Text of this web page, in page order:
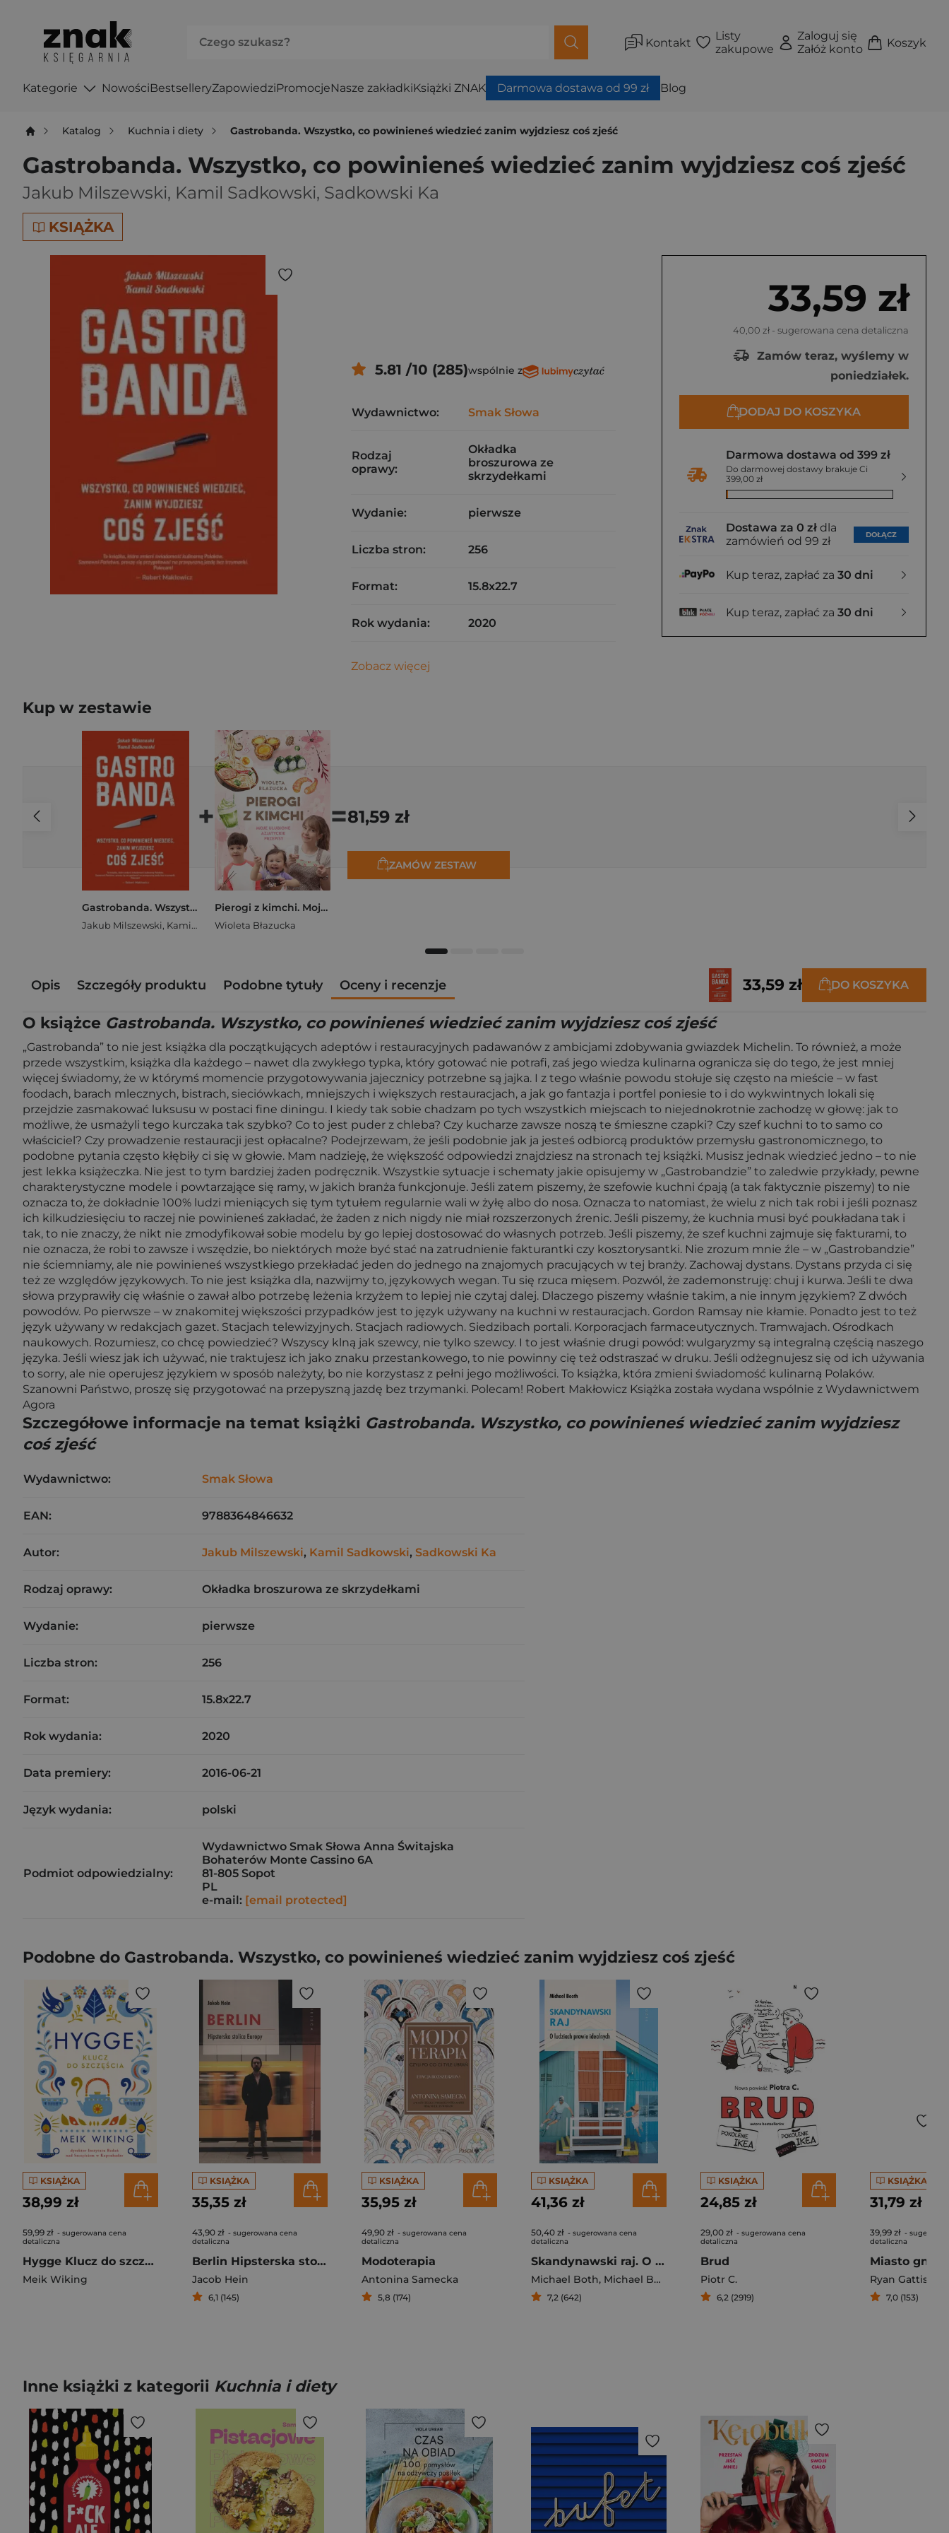
Kontakt
Listy
zakupowe
Zaloguj się
Załóż konto
Koszyk
Kategorie NowościBestselleryZapowiedziPromocjeNasze zakładkiKsiążki ZNAK Darmowa dostawa od 99 zł Blog
Katalog Kuchnia i diety Gastrobanda. Wszystko, co powinieneś wiedzieć zanim wyjdziesz coś zjeść
Gastrobanda. Wszystko, co powinieneś wiedzieć zanim wyjdziesz coś zjeść
Jakub Milszewski, Kamil Sadkowski, Sadkowski Ka
KSIĄŻKA
33,59 zł
40,00 zł - sugerowana cena detaliczna
Zamów teraz, wyślemy w
poniedziałek.
DODAJ DO KOSZYKA
Darmowa dostawa od 399 zł
Do darmowej dostawy brakuje Ci
399,00 zł
Dostawa za 0 zł dla
zamówień od 99 zł
DOŁĄCZ
Kup teraz, zapłać za 30 dni
Kup teraz, zapłać za 30 dni
5.81 /10 (285)wspólnie z
Wydawnictwo: Smak Słowa
Rodzaj
oprawy:
Okładka
broszurowa ze
skrzydełkami
Wydanie: pierwsze
Liczba stron: 256
Format: 15.8x22.7
Rok wydania: 2020
Zobacz więcej
Kup w zestawie
Gastrobanda. Wszystko, co powinieneś wiedzieć zanim wyjdziesz coś zjeść
Jakub Milszewski, Kamil Sadkowski , Sadkowski Ka
+
Pierogi z kimchi. Moje ulubione azjatyckie przepisy
Wioleta Błazucka
=81,59 zł
ZAMÓW ZESTAW
Opis Szczegóły produktu Podobne tytuły Oceny i recenzje 33,59 zł DO KOSZYKA
O książce Gastrobanda. Wszystko, co powinieneś wiedzieć zanim wyjdziesz coś zjeść
„Gastrobanda” to nie jest książka dla początkujących adeptów i restauracyjnych padawanów z ambicjami zdobywania gwiazdek Michelin. To również, a może
przede wszystkim, książka dla każdego – nawet dla zwykłego typka, który gotować nie potrafi, zaś jego wiedza kulinarna ogranicza się do tego, że jest mniej
więcej świadomy, że w którymś momencie przygotowywania jajecznicy potrzebne są jajka. I z tego właśnie powodu stołuje się często na mieście – w fast
foodach, barach mlecznych, bistrach, sieciówkach, mniejszych i większych restauracjach, a jak go fantazja i portfel poniesie to i do wykwintnych lokali się
przejdzie zasmakować luksusu w postaci fine diningu. I kiedy tak sobie chadzam po tych wszystkich miejscach to niejednokrotnie zachodzę w głowę: jak to
możliwe, że usmażyli tego kurczaka tak szybko? Co to jest puder z chleba? Czy kucharze zawsze noszą te śmieszne czapki? Czy szef kuchni to to samo co
właściciel? Czy prowadzenie restauracji jest opłacalne? Podejrzewam, że jeśli podobnie jak ja jesteś odbiorcą produktów przemysłu gastronomicznego, to
podobne pytania często kłębiły ci się w głowie. Mam nadzieję, że większość odpowiedzi znajdziesz na stronach tej książki. Musisz jednak wiedzieć jedno – to nie
jest lekka książeczka. Nie jest to tym bardziej żaden podręcznik. Wszystkie sytuacje i schematy jakie opisujemy w „Gastrobandzie” to zaledwie przykłady, pewne
charakterystyczne modele i powtarzające się ramy, w jakich branża funkcjonuje. Jeśli zatem piszemy, że szefowie kuchni ćpają (a tak faktycznie piszemy) to nie
oznacza to, że dokładnie 100% ludzi mieniących się tym tytułem regularnie wali w żyłę albo do nosa. Oznacza to natomiast, że wielu z nich tak robi i jeśli poznasz
ich kilkudziesięciu to raczej nie powinieneś zakładać, że żaden z nich nigdy nie miał rozszerzonych źrenic. Jeśli piszemy, że kuchnia musi być poukładana tak i
tak, to nie znaczy, że nikt nie zmodyfikował sobie modelu by go lepiej dostosować do własnych potrzeb. Jeśli piszemy, że szef kuchni zajmuje się fakturami, to
nie oznacza, że robi to zawsze i wszędzie, bo niektórych może być stać na zatrudnienie fakturantki czy kosztorysantki. Nie zrozum mnie źle – w „Gastrobandzie”
nie ściemniamy, ale nie powinieneś wszystkiego przekładać jeden do jednego na znajomych pracujących w tej branży. Zachowaj dystans. Dystans przyda ci się
też ze względów językowych. To nie jest książka dla, nazwijmy to, językowych wegan. Tu się rzuca mięsem. Pozwól, że zademonstruję: chuj i kurwa. Jeśli te dwa
słowa przyprawiły cię właśnie o zawał albo potrzebę leżenia krzyżem to lepiej nie czytaj dalej. Dlaczego piszemy właśnie takim, a nie innym językiem? Z dwóch
powodów. Po pierwsze – w znakomitej większości przypadków jest to język używany na kuchni w restauracjach. Gordon Ramsay nie kłamie. Ponadto jest to też
język używany w redakcjach gazet. Stacjach telewizyjnych. Stacjach radiowych. Siedzibach portali. Korporacjach farmaceutycznych. Tramwajach. Ośrodkach
naukowych. Rozumiesz, co chcę powiedzieć? Wszyscy klną jak szewcy, nie tylko szewcy. I to jest właśnie drugi powód: wulgaryzmy są integralną częścią naszego
języka. Jeśli wiesz jak ich używać, nie traktujesz ich jako znaku przestankowego, to nie powinny cię też odstraszać w druku. Jeśli odżegnujesz się od ich używania
to sorry, ale nie operujesz językiem w sposób należyty, bo nie korzystasz z pełni jego możliwości. To książka, która zmieni świadomość kulinarną Polaków.
Szanowni Państwo, proszę się przygotować na przepyszną jazdę bez trzymanki. Polecam! Robert Makłowicz Książka została wydana wspólnie z Wydawnictwem
Agora
Szczegółowe informacje na temat książki Gastrobanda. Wszystko, co powinieneś wiedzieć zanim wyjdziesz
coś zjeść
Wydawnictwo: Smak Słowa
EAN: 9788364846632
Autor: Jakub Milszewski, Kamil Sadkowski, Sadkowski Ka
Rodzaj oprawy: Okładka broszurowa ze skrzydełkami
Wydanie: pierwsze
Liczba stron: 256
Format: 15.8x22.7
Rok wydania: 2020
Data premiery: 2016-06-21
Język wydania: polski
Podmiot odpowiedzialny:
Wydawnictwo Smak Słowa Anna Świtajska
Bohaterów Monte Cassino 6A
81-805 Sopot
PL
e-mail: [email protected]
Podobne do Gastrobanda. Wszystko, co powinieneś wiedzieć zanim wyjdziesz coś zjeść
KSIĄŻKA
38,99 zł
59,99 zł - sugerowana cena
detaliczna
Hygge Klucz do szczęścia
Meik Wiking
KSIĄŻKA
35,35 zł
43,90 zł - sugerowana cena
detaliczna
Berlin Hipsterska stolica Europy
Jacob Hein
6,1 (145)
KSIĄŻKA
35,95 zł
49,90 zł - sugerowana cena
detaliczna
Modoterapia
Antonina Samecka
5,8 (174)
KSIĄŻKA
41,36 zł
50,40 zł - sugerowana cena
detaliczna
Skandynawski raj. O ludziach prawie idealnych
Michael Both, Michael Booth
7,2 (642)
KSIĄŻKA
24,85 zł
29,00 zł - sugerowana cena
detaliczna
Brud
Piotr C.
6,2 (2919)
KSIĄŻKA
31,79 zł
39,99 zł -
detaliczna
Miasto
Ryan Gattis
7,0 (153)
Inne książki z kategorii Kuchnia i diety